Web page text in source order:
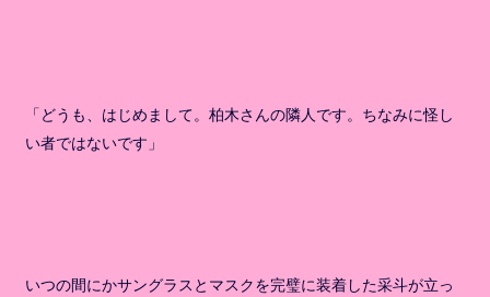
「どうも、はじめまして。柏木さんの隣人です。ちなみに怪し
い者ではないです」
いつの間にかサングラスとマスクを完璧に装着した采斗が立っ